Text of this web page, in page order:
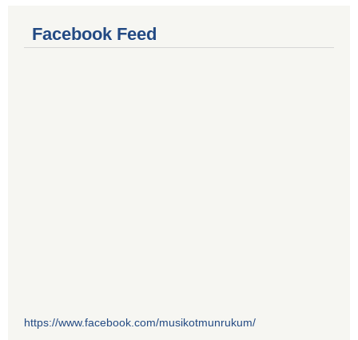
Facebook Feed
https://www.facebook.com/musikotmunrukum/